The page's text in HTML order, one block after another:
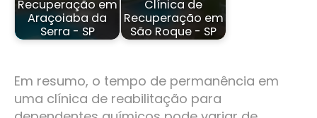
Recuperação em
Araçoiaba da
Serra - SP
Clínica de
Recuperação em
São Roque - SP
Em resumo, o tempo de permanência em
uma clínica de reabilitação para